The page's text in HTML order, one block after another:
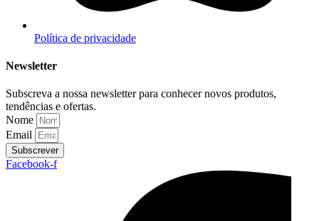
Política de privacidade
Newsletter
Subscreva a nossa newsletter para conhecer novos produtos,
tendências e ofertas.
Nome
Email
Subscrever
Facebook-f